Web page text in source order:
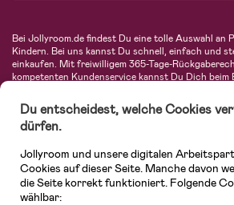
Bei Jollyroom.de findest Du eine tolle Auswahl an
Kindern. Bei uns kannst Du schnell, einfach und
einkaufen. Mit freiwilligem 365-Tage-
kompetenten Kundenservice kannst Du Dich
Autositze, Kinder- und Babymode, Produkte für
fantastischer Einrichtungsgegenstände,
vieles mehr. Wir haben Produkte von bekannten
Avent, Jack Wolfskin, Cybex, LEGO und vielen
unserer vielfältigen Online-Boutique für Kinder &
Du entscheidest, welche Cookies
dürfen.
Jollyroom und unsere digitalen
Cookies auf dieser Seite. Manche davon
die Seite korrekt funktioniert. Folgende
wählbar: